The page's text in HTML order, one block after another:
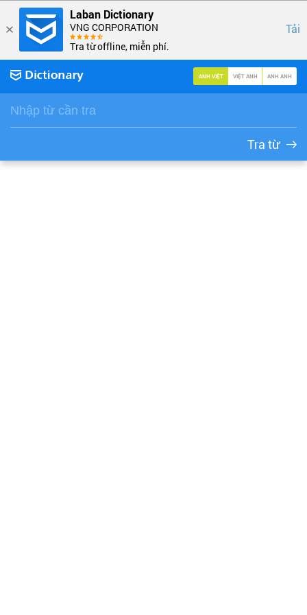
Laban Dictionary
VNG CORPORATION
Tra từ offline, miễn phí.
Tải
ANH VIỆT VIỆT ANH ANH ANH
Tra từ